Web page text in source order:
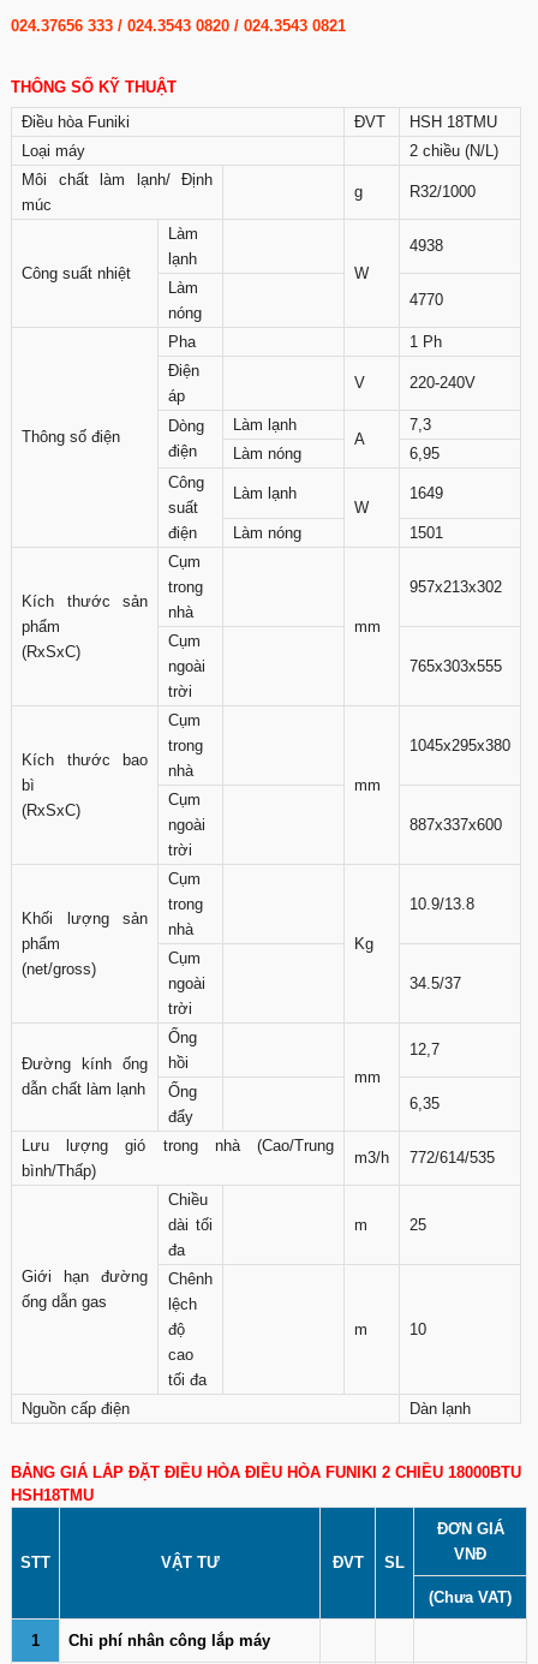
024.37656 333 / 024.3543 0820 / 024.3543 0821
THÔNG SỐ KỸ THUẬT
Điều hòa Funiki
ĐVT
HSH 18TMU
Loại máy
2 chiều (N/L)
Môi chất làm lạnh/ Định
múc
g R32/1000
Công suất nhiệt
Làm
lạnh
W
4938
Làm
nóng
4770
Thông số điện
Pha
1 Ph
Điện
áp
V 220-240V
Dòng
điện
Làm lạnh
A
7,3
Làm nóng
6,95
Công
suất
điện
Làm lạnh
W
1649
Làm nóng 1501
Kích thước sản
phẩm
(RxSxC)
Cụm
trong
nhà
mm
957x213x302
Cụm
ngoài
trời
765x303x555
Kích thước bao
bì
(RxSxC)
Cụm
trong
nhà
mm
1045x295x380
Cụm
ngoài
trời
887x337x600
Khối lượng sản
phẩm
(net/gross)
Cụm
trong
nhà
Kg
10.9/13.8
Cụm
ngoài
trời
34.5/37
Đường kính ống
dẫn chất làm lạnh
Ống
hồi
mm
12,7
Ống
đẩy
6,35
Lưu lượng gió trong nhà (Cao/Trung
bình/Thấp)
m3/h 772/614/535
Giới hạn đường
ống dẫn gas
Chiều
dài tối
đa
m 25
Chênh
lệch
độ
cao
tối đa
m 10
Nguồn cấp điện Dàn lạnh
BẢNG GIÁ LẮP ĐẶT ĐIỀU HÒA ĐIỀU HÒA FUNIKI 2 CHIỀU 18000BTU
HSH18TMU
STT VẬT TƯ ĐVT SL
ĐƠN GIÁ
VNĐ
(Chưa VAT)
1 Chi phí nhân công lắp máy